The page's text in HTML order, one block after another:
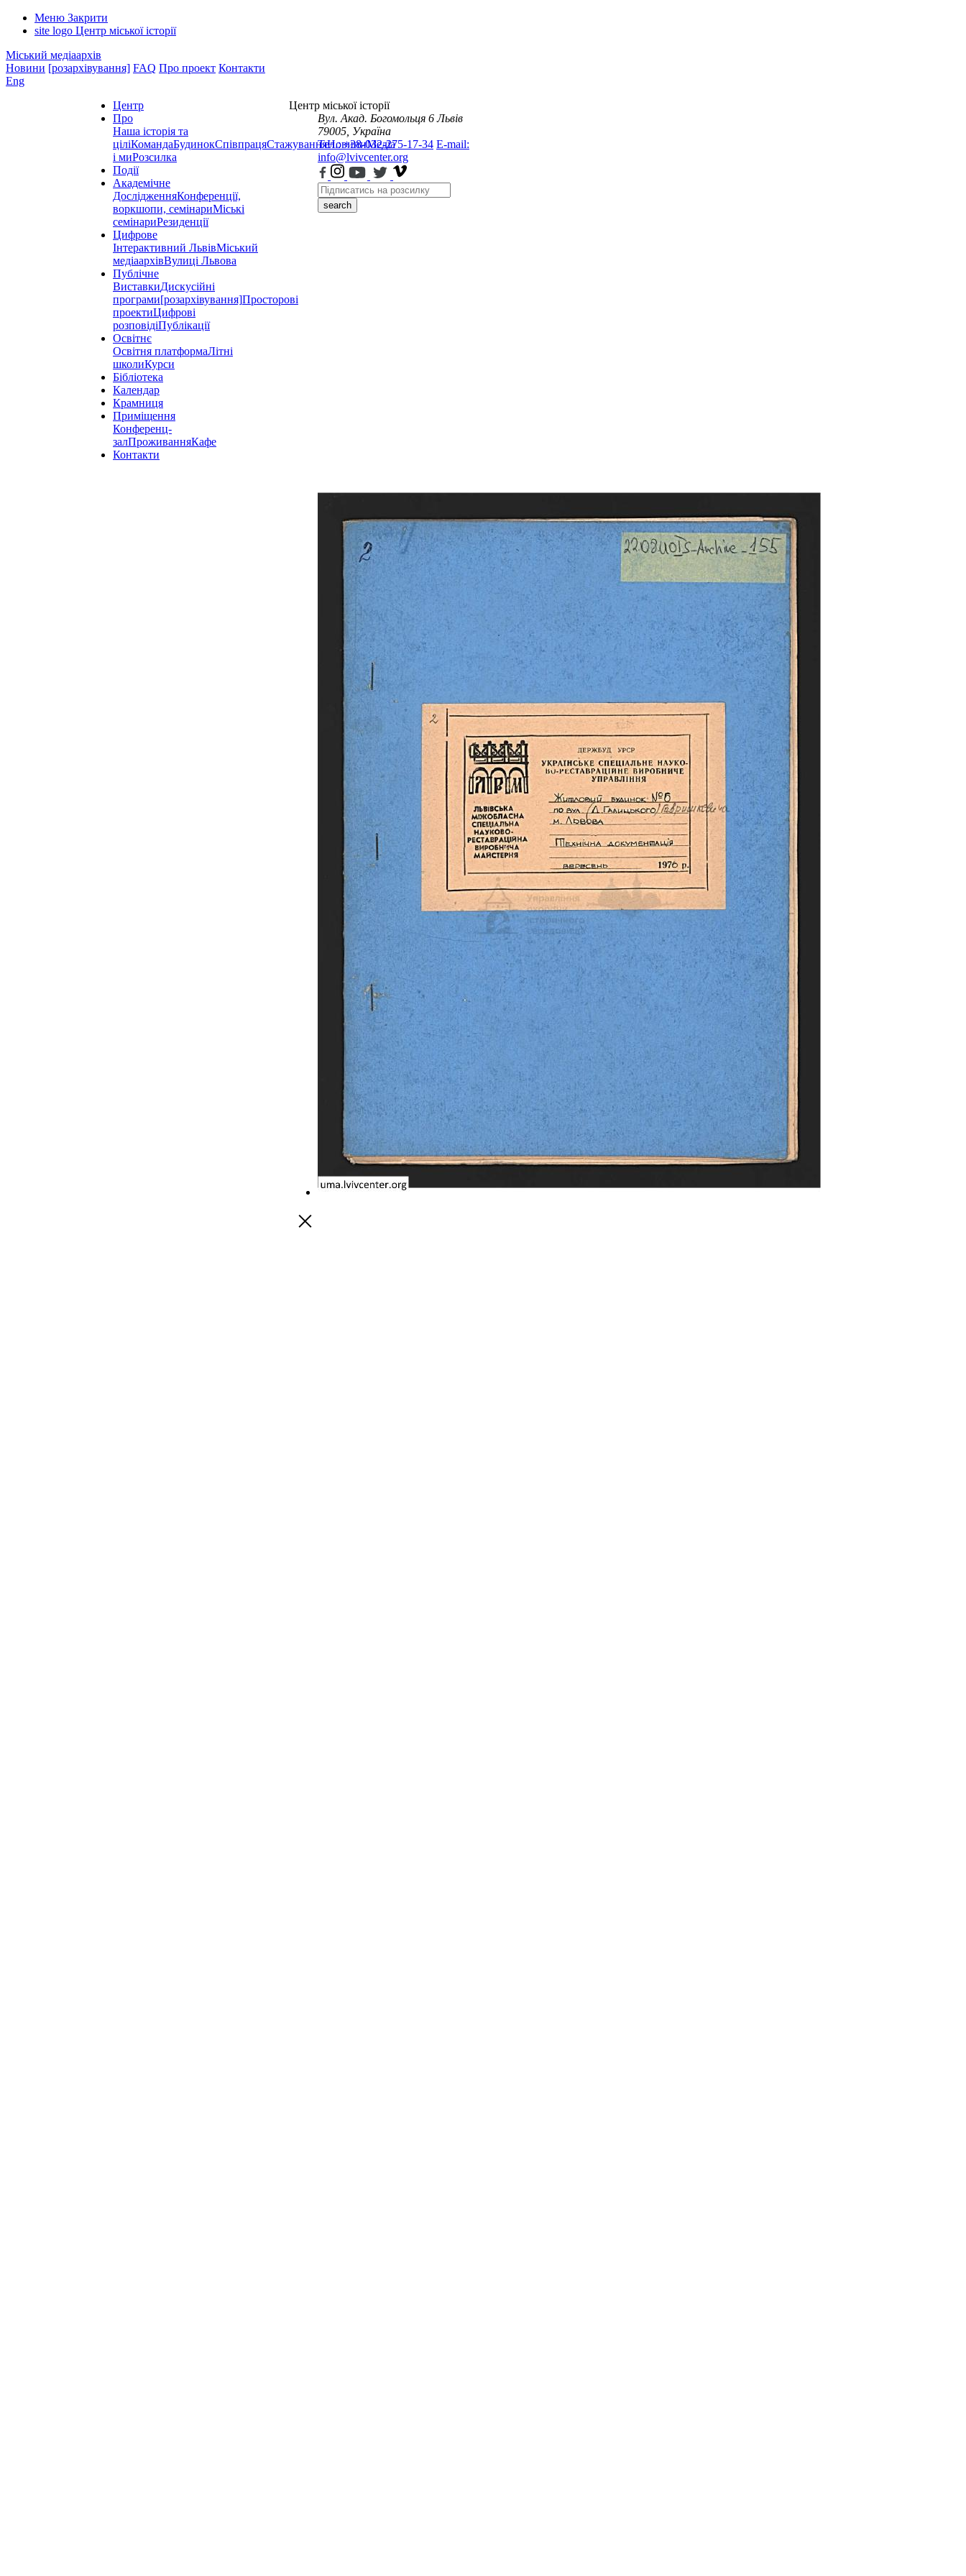
Меню Закрити
site logo Центр міської історії
Міський медіаархів
Новини [розархівування] FAQ Про проект Контакти
Eng
Центр
Про
Наша історія та
ціліКомандаБудинокСпівпрацяСтажуванняНовиниМедіа
і миРозсилка
Події
Академічне
ДослідженняКонференції,
воркшопи, семінариМіські
семінариРезиденції
Цифрове
Інтерактивний ЛьвівМіський
медіаархівВулиці Львова
Публічне
ВиставкиДискусійні
програми[розархівування]Просторові
проектиЦифрові
розповідіПублікації
Освітнє
Освітня платформаЛітні
школиКурси
Бібліотека
Календар
Крамниця
Приміщення
Конференц-
залПроживанняКафе
Контакти
Центр міської історії
Вул. Акад. Богомольця 6 Львів
79005, Україна
Тел.: +38-032-275-17-34 E-mail:
info@lvivcenter.org
search